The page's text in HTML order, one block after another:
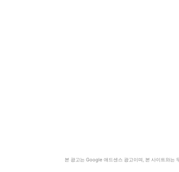
본 광고는 Google 애드센스 광고이며, 본 사이트와는